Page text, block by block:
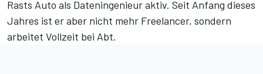
Rasts Auto als Dateningenieur aktiv. Seit Anfang dieses
Jahres ist er aber nicht mehr Freelancer, sondern
arbeitet Vollzeit bei Abt.